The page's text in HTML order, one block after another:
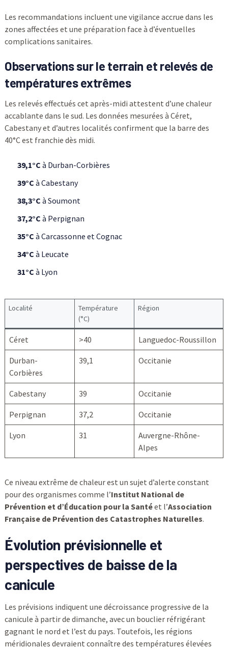
Les recommandations incluent une vigilance accrue dans les
zones affectées et une préparation face à d’éventuelles
complications sanitaires.
Observations sur le terrain et relevés de
températures extrêmes
Les relevés effectués cet après-midi attestent d’une chaleur
accablante dans le sud. Les données mesurées à Céret,
Cabestany et d’autres localités confirment que la barre des
40°C est franchie dès midi.
39,1°C à Durban-Corbières
39°C à Cabestany
38,3°C à Soumont
37,2°C à Perpignan
35°C à Carcassonne et Cognac
34°C à Leucate
31°C à Lyon
Localité
Température
(°C)
Région
Céret >40 Languedoc-Roussillon
Durban-
Corbières
39,1 Occitanie
Cabestany 39 Occitanie
Perpignan 37,2 Occitanie
Lyon 31
Auvergne-Rhône-
Alpes
Ce niveau extrême de chaleur est un sujet d’alerte constant
pour des organismes comme l’Institut National de
Prévention et d’Éducation pour la Santéet l’Association
Française de Prévention des Catastrophes Naturelles.
Évolution prévisionnelle et
perspectives de baisse de la
canicule
Les prévisions indiquent une décroissance progressive de la
canicule à partir de dimanche, avec un bouclier réfrigérant
gagnant le nord et l’est du pays. Toutefois, les régions
méridionales devraient connaître des températures élevées